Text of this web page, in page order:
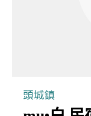
頭城鎮